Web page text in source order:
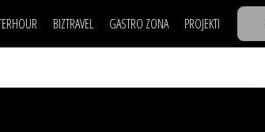
BIZTRAVEL GASTRO ZONA PROJEKTI
FILM I SCENA
AUTO SVET
NAJKOLEGA
30 ISPOD 30